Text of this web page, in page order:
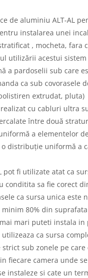
de aluminiu ALT-AL
instalarea unei
, mocheta, fara
utilizării acestui
a pardoselii sub care
ca sub covorasele
extrudat, pluta)
cu cabluri ultra
între două
a elementelor
distribuție uniformă a
pot fi utilizate atat ca
conditita sa fie corect
ca sursa unica este
80% din
mari puteti instala in
ca sursa
strict sub zonele pe
fiecare camera unde
instaleze si cate un